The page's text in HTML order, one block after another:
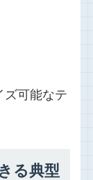
ズ可能なテ
る典型